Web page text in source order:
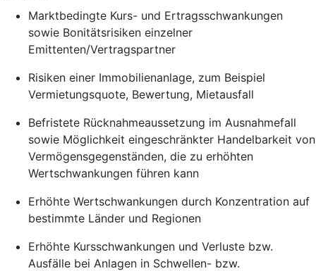
Marktbedingte Kurs- und Ertragsschwankungen
sowie Bonitätsrisiken einzelner
Emittenten/Vertragspartner
Risiken einer Immobilienanlage, zum Beispiel
Vermietungsquote, Bewertung, Mietausfall
Befristete Rücknahmeaussetzung im Ausnahmefall
sowie Möglichkeit eingeschränkter Handelbarkeit von
Vermögensgegenständen, die zu erhöhten
Wertschwankungen führen kann
Erhöhte Wertschwankungen durch Konzentration auf
bestimmte Länder und Regionen
Erhöhte Kursschwankungen und Verluste bzw.
Ausfälle bei Anlagen in Schwellen- bzw.